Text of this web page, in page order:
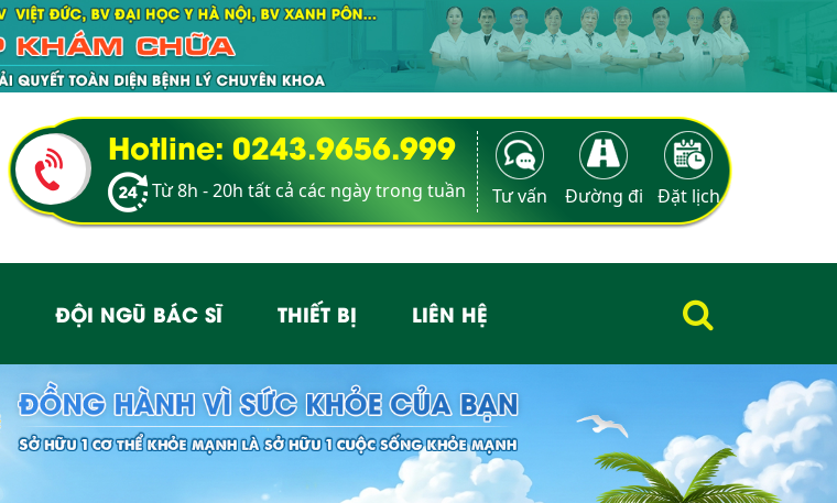
Hotline: 0243.9656.999
Từ 8h - 20h tất cả các ngày trong tuần Tư vấn Đường đi Đặt lịch
ĐỘI NGŨ BÁC SĨ THIẾT BỊ LIÊN HỆ